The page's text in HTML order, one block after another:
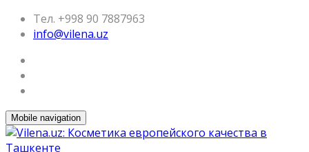
Тел. +998 90 7887963
info@vilena.uz
Mobile navigation